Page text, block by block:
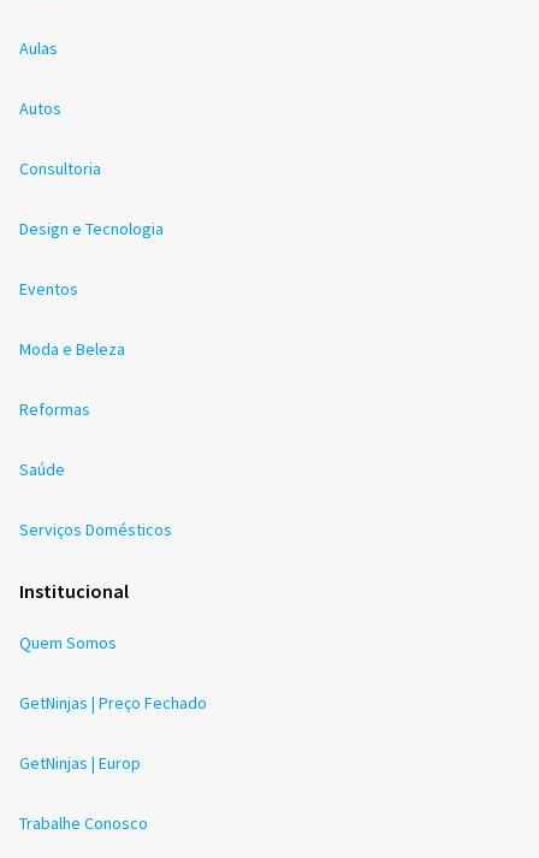
Aulas
Autos
Consultoria
Design e Tecnologia
Eventos
Moda e Beleza
Reformas
Saúde
Serviços Domésticos
Institucional
Quem Somos
GetNinjas | Preço Fechado
GetNinjas | Europ
Trabalhe Conosco